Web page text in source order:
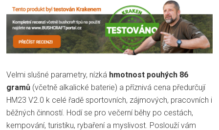
Velmi slušné parametry, nízká hmotnost pouhých 86
gramů (včetně alkalické baterie) a příznivá cena předurčují
HM23 V2.0 k celé řadě sportovních, zájmových, pracovních i
běžných činností. Hodí se pro večerní běhy po cestách,
kempování, turistiku, rybaření a myslivost. Poslouží vám